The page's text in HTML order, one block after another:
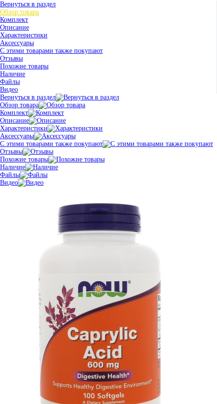
Вернуться в раздел
Обзор товара
Комплект
Описание
Характеристики
Аксессуары
С этими товарами также покупают
Отзывы
Похожие товары
Наличие
Файлы
Видео
Вернуться в раздел
Обзор товара
Комплект
Описание
Характеристики
Аксессуары
С этими товарами также покупают
Отзывы
Похожие товары
Наличие
Файлы
Видео